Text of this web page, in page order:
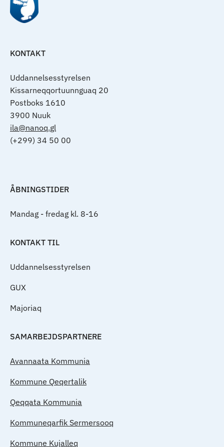
KONTAKT
Uddannelsesstyrelsen
Kissarneqqortuunnguaq 20
Postboks 1610
3900 Nuuk
ila@nanoq.gl
(+299) 34 50 00
ÅBNINGSTIDER
Mandag - fredag kl. 8-16
KONTAKT TIL
Uddannelsesstyrelsen
GUX
Majoriaq
SAMARBEJDSPARTNERE
Avannaata Kommunia
Kommune Qeqertalik
Qeqqata Kommunia
Kommuneqarfik Sermersooq
Kommune Kujalleq